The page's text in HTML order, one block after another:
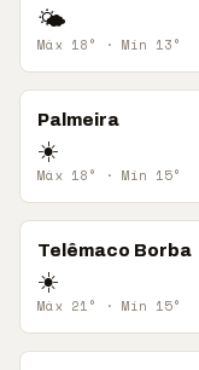
🌤️
Máx 18° · Mín 13°
Palmeira
☀️
Máx 18° · Mín 15°
Telêmaco Borba
☀️
Máx 21° · Mín 15°